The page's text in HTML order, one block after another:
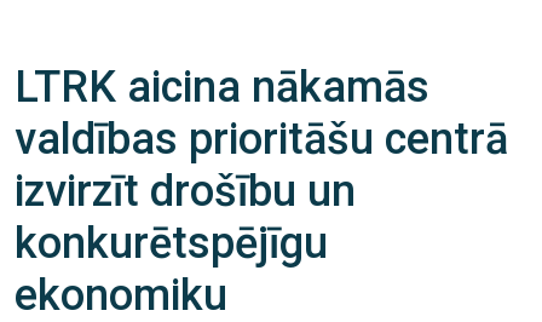
LTRK aicina nākamās
valdības prioritāšu centrā
izvirzīt drošību un
konkurētspējīgu
ekonomiku